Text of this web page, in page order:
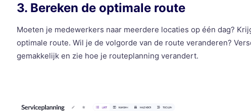
3. Bereken de optimale route
Moeten je medewerkers naar meerdere locaties op één dag?
optimale route. Wil je de volgorde van de route veranderen?
gemakkelijk en zie hoe je routeplanning verandert.